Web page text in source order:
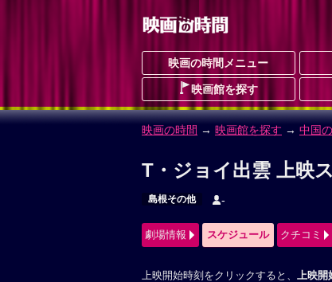
映画の時間メニュー
映画館を探す
映画の時間 → 映画館を探す → 中国
T・ジョイ出雲 上映
島根その他 -
劇場情報 スケジュール クチコミ
上映開始時刻をクリックすると、 上映開